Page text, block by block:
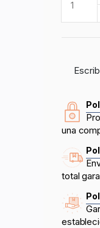
una
total